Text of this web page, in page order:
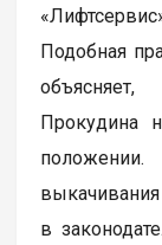
Подобная
Прокудина
в